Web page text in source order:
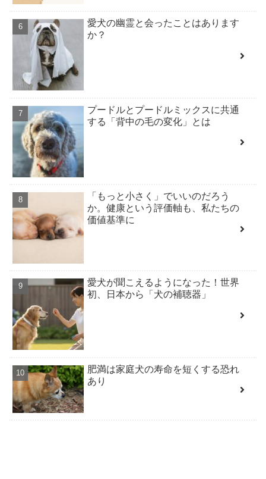
愛犬の幽霊と会ったことはあります
か？
プードルとプードルミックスに共通
する「背中の毛の変化」とは
「もっと小さく」でいいのだろう
か。健康という評価軸も、私たちの
価値基準に
愛犬が聞こえるようになった！世界
初、日本から「犬の補聴器」
肥満は家庭犬の寿命を短くする恐れ
あり